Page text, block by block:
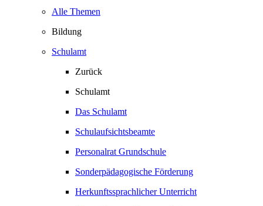
Alle Themen
Bildung
Schulamt
Zurück
Schulamt
Das Schulamt
Schulaufsichtsbeamte
Personalrat Grundschule
Sonderpädagogische Förderung
Herkunftssprachlicher Unterricht